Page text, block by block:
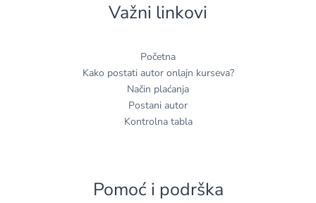
Važni linkovi
Početna
Kako postati autor onlajn kurseva?
Način plaćanja
Postani autor
Kontrolna tabla
Pomoć i podrška